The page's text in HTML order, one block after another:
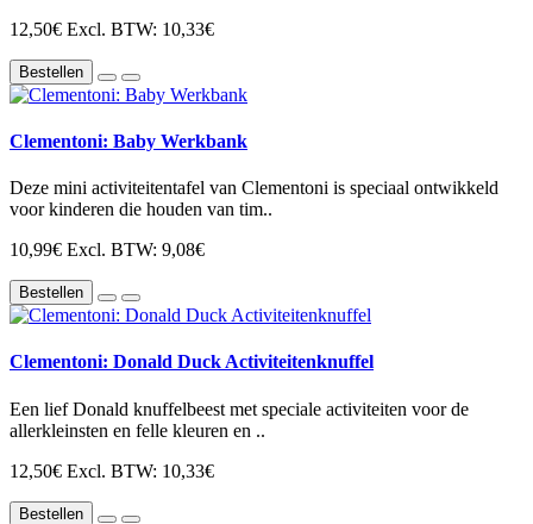
12,50€ Excl. BTW: 10,33€
Bestellen
Clementoni: Baby Werkbank
Deze mini activiteitentafel van Clementoni is speciaal ontwikkeld
voor kinderen die houden van tim..
10,99€ Excl. BTW: 9,08€
Bestellen
Clementoni: Donald Duck Activiteitenknuffel
Een lief Donald knuffelbeest met speciale activiteiten voor de
allerkleinsten en felle kleuren en ..
12,50€ Excl. BTW: 10,33€
Bestellen